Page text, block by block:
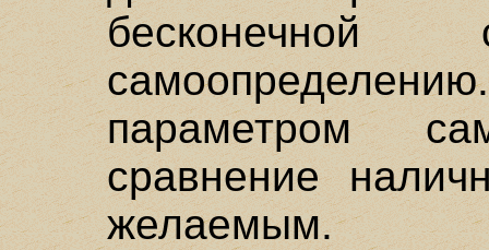
бесконечной
параметром
сравнение
желаемым.